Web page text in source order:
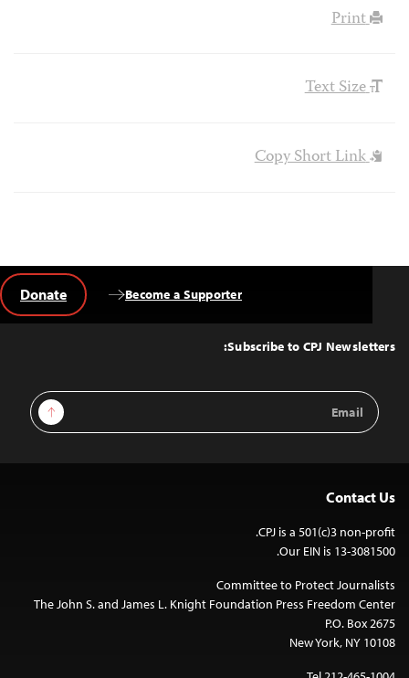
Print
Text Size
Copy Short Link
Top
Subscribe to CPJ Newsletters:
Email
Address
Sign Up
Become a Supporter
Donate
Contact Us
CPJ is a 501(c)3 non-profit.
Our EIN is 13-3081500.
Committee to Protect Journalists
The John S. and James L. Knight Foundation Press Freedom Center
P.O. Box 2675
New York, NY 10108